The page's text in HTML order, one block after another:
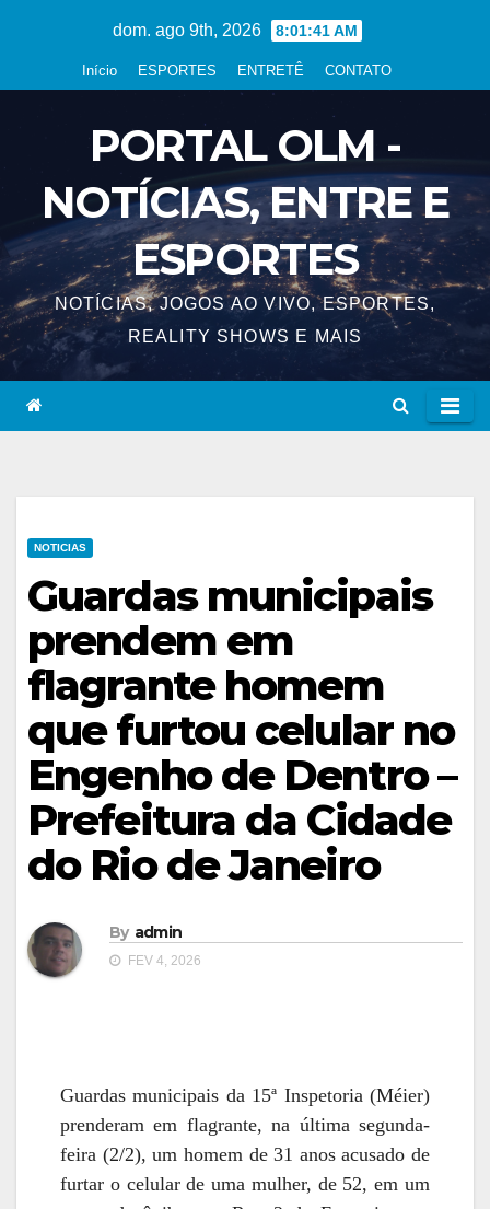
dom. ago 9th, 2026 8:01:42 AM
Início ESPORTES ENTRETÊ CONTATO
PORTAL OLM -
NOTÍCIAS, ENTRE E
ESPORTES
NOTÍCIAS, JOGOS AO VIVO, ESPORTES,
REALITY SHOWS E MAIS
NOTICIAS
Guardas municipais
prendem em
flagrante homem
que furtou celular no
Engenho de Dentro –
Prefeitura da Cidade
do Rio de Janeiro
By admin
FEV 4, 2026
Guardas municipais da 15ª Inspetoria (Méier)
prenderam em flagrante, na última segunda-
feira (2/2), um homem de 31 anos acusado de
furtar o celular de uma mulher, de 52, em um